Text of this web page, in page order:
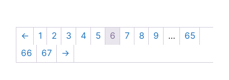
← 1 2 3 4 5 6 7 8 9 …
65
66
67 →